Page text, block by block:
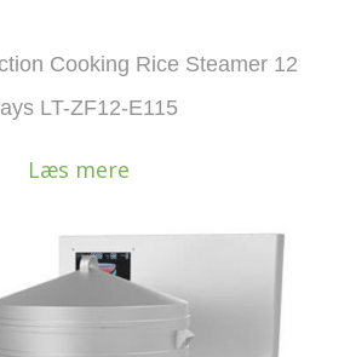
Cooking Rice Steamer 12
LT-ZF12-E115
Læs mere